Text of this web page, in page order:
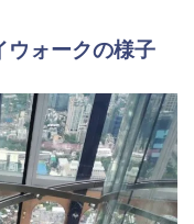
ウォークの様子